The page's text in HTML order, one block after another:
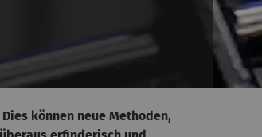
können neue Methoden,